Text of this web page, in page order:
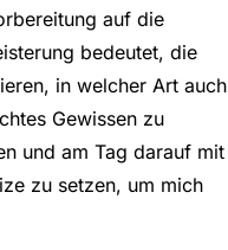
auf die
bedeutet, die
in welcher Art auch
Gewissen zu
und am Tag darauf mit
zu setzen, um mich